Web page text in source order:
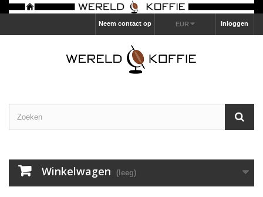
Inloggen
EUR
Neem contact op
Winkelwagen (leeg)